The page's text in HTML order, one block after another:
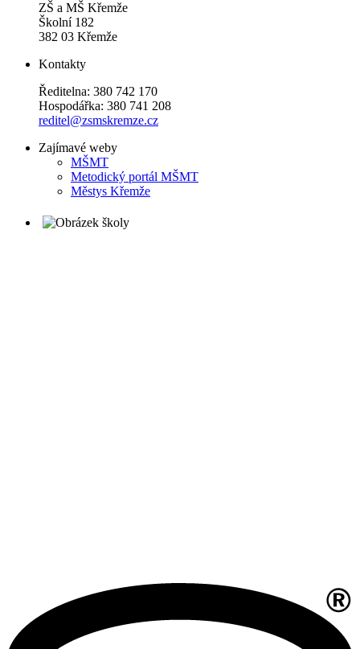
ZŠ a MŠ Křemže
Školní 182
382 03 Křemže
Kontakty
Ředitelna: 380 742 170
Hospodářka: 380 741 208
reditel@zsmskremze.cz
Zajímavé weby
MŠMT
Metodický portál MŠMT
Městys Křemže